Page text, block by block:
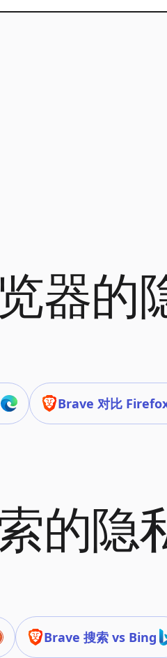
器的
Brave 对比
的隐
Brave 搜索 vs Bing